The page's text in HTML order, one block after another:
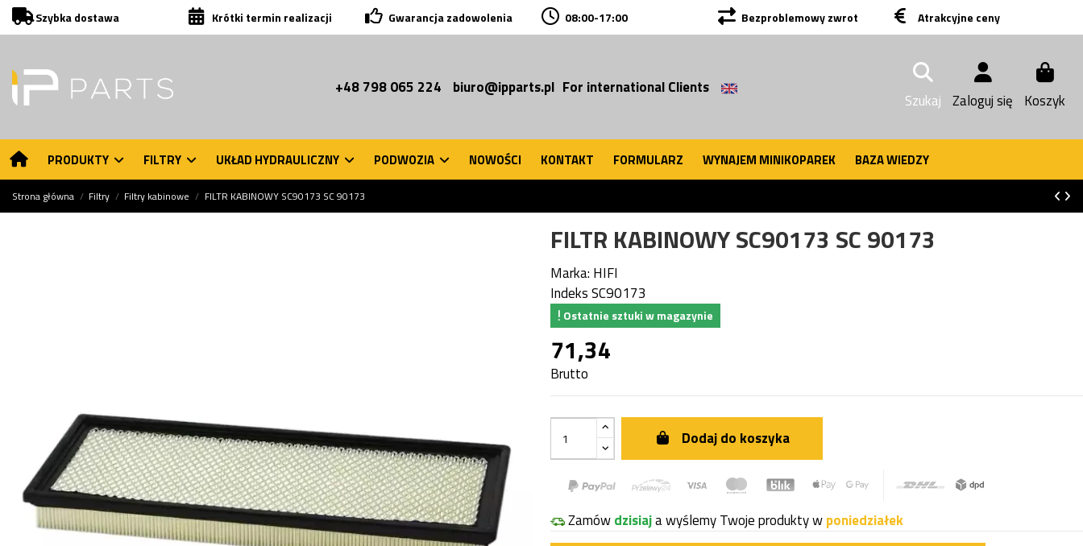
Szybka dostawa Krótki termin realizacji Gwarancja zadowolenia 08:00-17:00 Bezproblemowy zwrot Atrakcyjne ceny
+48 798 065 224 biuro@ipparts.pl For international Clients
Szukaj Zaloguj się Koszyk
PRODUKTY FILTRY UKŁAD HYDRAULICZNY PODWOZIA NOWOŚCI KONTAKT FORMULARZ WYNAJEM MINIKOPAREK BAZA WIEDZY
Strona główna Filtry Filtry kabinowe FILTR KABINOWY SC90173 SC 90173
FILTR KABINOWY SC90173 SC 90173
Marka: HIFI
IndeksSC90173
Ostatnie sztuki w magazynie
71,34
Brutto
Dodaj do koszyka
Zamówdzisiaja wyślemy Twoje produkty wponiedziałek